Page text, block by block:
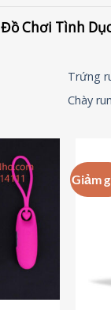
Đồ Chơi Tình
Trứng
Chày
Giảm